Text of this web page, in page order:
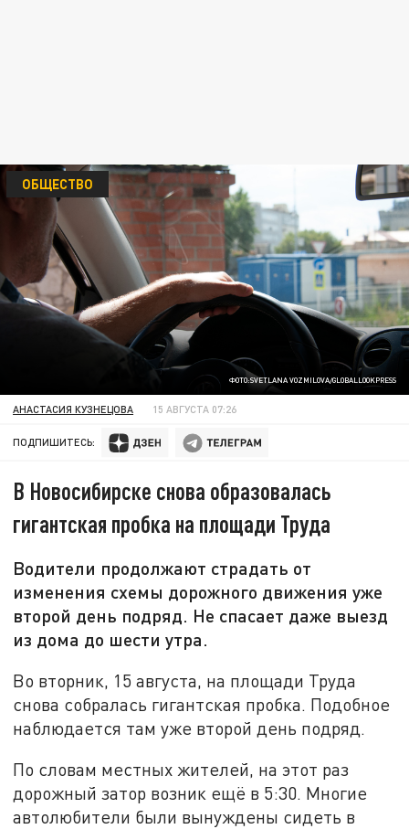
ФОТО:SVETLANA VOZMILOVA/GLOBALLOOKPRESS
ОБЩЕСТВО
АНАСТАСИЯ КУЗНЕЦОВА 15 АВГУСТА 07:26
ПОДПИШИТЕСЬ:
В Новосибирске снова образовалась
гигантская пробка на площади Труда
Водители продолжают страдать от
изменения схемы дорожного движения уже
второй день подряд. Не спасает даже выезд
из дома до шести утра.
Во вторник, 15 августа, на площади Труда
снова собралась гигантская пробка. Подобное
наблюдается там уже второй день подряд.
По словам местных жителей, на этот раз
дорожный затор возник ещё в 5:30. Многие
автолюбители были вынуждены сидеть в